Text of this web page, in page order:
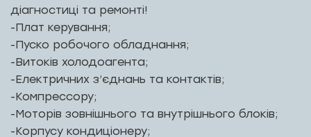
діагностиці та ремонті!
-Плат керування;
-Пуско робочого обладнання;
-Витоків холодоагента;
-Електричних з’єднань та контактів;
-Компрессору;
-Моторів зовнішнього та внутрішнього блоків;
-Корпусу кондиціонеру;